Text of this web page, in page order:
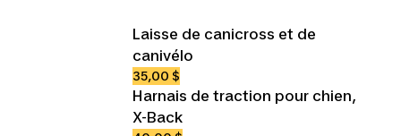
Laisse de canicross et de
canivélo
35,00 $
Harnais de traction pour chien,
X-Back